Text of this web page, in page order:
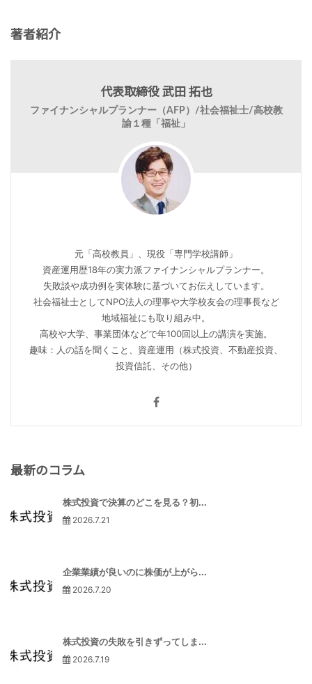
著者紹介
代表取締役 武田 拓也
ファイナンシャルプランナー（AFP）/社会福祉士/高校教
諭１種「福祉」
元「高校教員」、現役「専門学校講師」
資産運用歴18年の実力派ファイナンシャルプランナー。
失敗談や成功例を実体験に基づいてお伝えしています。
社会福祉士としてNPO法人の理事や大学校友会の理事長など
地域福祉にも取り組み中。
高校や大学、事業団体などで年100回以上の講演を実施。
趣味：人の話を聞くこと、資産運用（株式投資、不動産投資、
投資信託、その他）
最新のコラム
株式投資で決算のどこを見る？初...
2026.7.21
企業業績が良いのに株価が上がら...
2026.7.20
株式投資の失敗を引きずってしま...
2026.7.19